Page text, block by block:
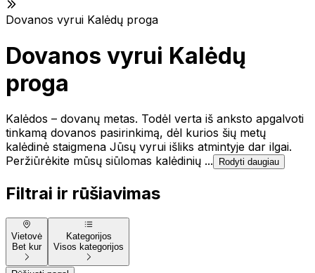
Dovanos vyrui Kalėdų proga
Dovanos vyrui Kalėdų
proga
Kalėdos – dovanų metas. Todėl verta iš anksto apgalvoti
tinkamą dovanos pasirinkimą, dėl kurios šių metų
kalėdinė staigmena Jūsų vyrui išliks atmintyje dar ilgai.
Peržiūrėkite mūsų siūlomas kalėdinių ...
Rodyti daugiau
Filtrai ir rūšiavimas
Vietovė
Bet kur
Kategorijos
Visos kategorijos